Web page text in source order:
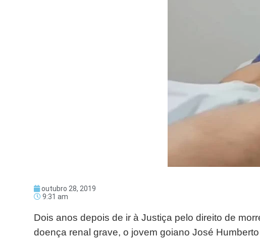
outubro 28, 2019
9:31 am
Dois anos depois de ir à Justiça pelo direito de
doença renal grave, o jovem goiano José